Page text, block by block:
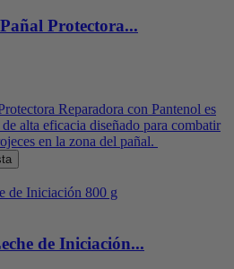
Protectora...
Reparadora con Pantenol es
alta eficacia diseñado para combatir
en la zona del pañal.
de Iniciación...